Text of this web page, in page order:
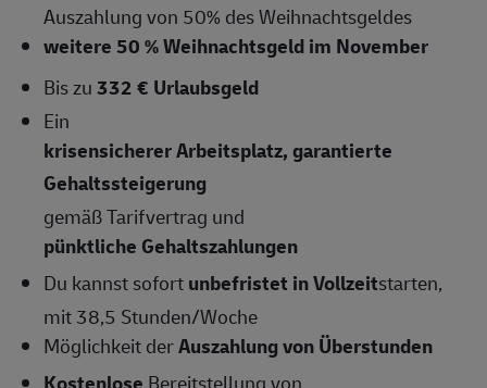
Auszahlung von 50% des Weihnachtsgeldes
weitere 50 % Weihnachtsgeld im November
Bis zu332 € Urlaubsgeld
Ein
krisensicherer Arbeitsplatz, garantierte
Gehaltssteigerung
gemäß Tarifvertrag und
pünktliche Gehaltszahlungen
Du kannst sofortunbefristet in Vollzeitstarten,
mit 38,5 Stunden/Woche
Möglichkeit derAuszahlung von Überstunden
Kostenlose Bereitstellung von